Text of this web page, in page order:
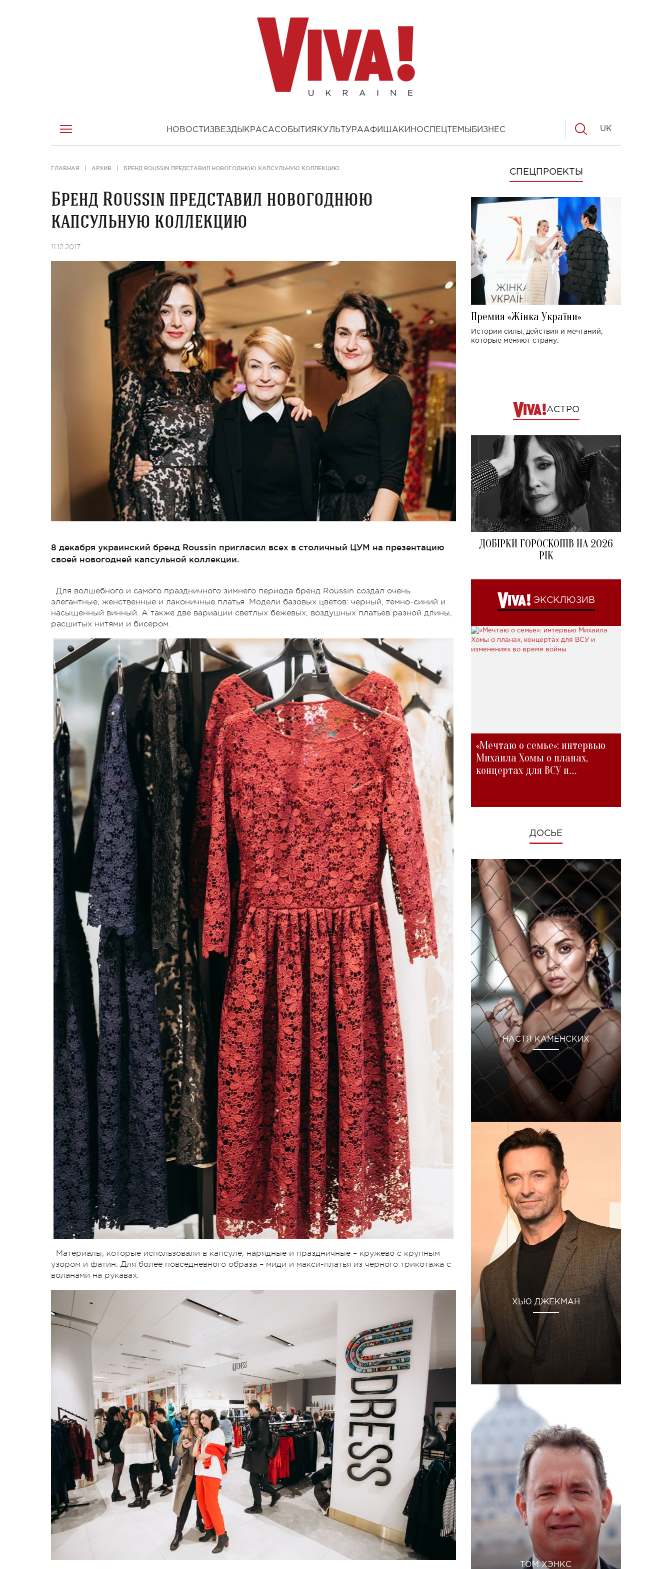
НОВОСТИ ЗВЕЗДЫ КРАСАСОБЫТИЯ КУЛЬТУРААФИША КИНОСПЕЦТЕМЫ БИЗНЕС UK
ГЛАВНАЯ АРХИВ БРЕНД ROUSSIN ПРЕДСТАВИЛ НОВОГОДНЮЮ КАПСУЛЬНУЮ КОЛЛЕКЦИЮ
Бренд Roussin представил новогоднюю
капсульную коллекцию
11.12.2017
8 декабря украинский бренд Roussin пригласил всех в столичный ЦУМ на презентацию
своей новогодней капсульной коллекции.
Для волшебного и самого праздничного зимнего периода бренд Roussin создал очень
элегантные, женственные и лаконичные платья. Модели базовых цветов: черный, темно-синий и
насыщенный винный. А также две вариации светлых бежевых, воздушных платьев разной длины,
расшитых нитями и бисером.
Материалы, которые использовали в капсуле, нарядные и праздничные – кружево с крупным
узором и фатин. Для более повседневного образа – миди и макси-платья из черного трикотажа с
воланами на рукавах.
СПЕЦПРОЕКТЫ
Премия «Жінка України»
Истории силы, действия и мечтаний,
которые меняют страну.
АСТРО
ДОБІРКИ ГОРОСКОПІВ НА 2026
РІК
ЭКСКЛЮЗИВ
«Мечтаю о семье»: интервью
Михаила Хомы о планах,
концертах для ВСУ и
ДОСЬЕ
НАСТЯ КАМЕНСКИХ
ХЬЮ ДЖЕКМАН
ТОМ ХЭНКС